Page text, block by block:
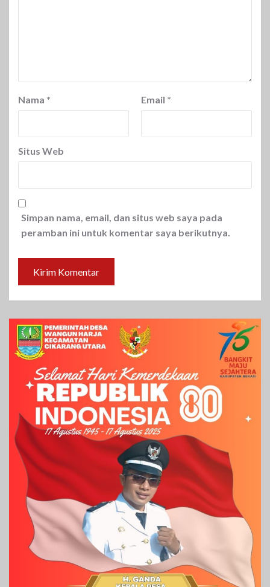
Nama * Email *
Situs Web
Simpan nama, email, dan situs web saya pada
peramban ini untuk komentar saya berikutnya.